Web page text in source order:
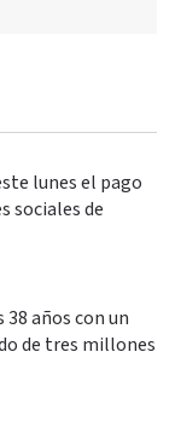
lunes el pago
sociales de
38 años con un
de tres millones